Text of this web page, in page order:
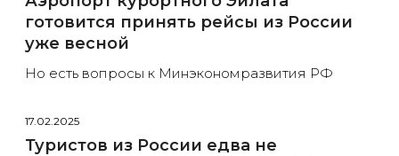
готовится принять рейсы из России
уже весной
Но есть вопросы к Минэкономразвития РФ
17.02.2025
Туристов из России едва не